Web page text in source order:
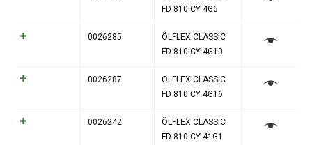
FD 810 CY 4G6
0026285
ÖLFLEX CLASSIC
FD 810 CY 4G10
0026287
ÖLFLEX CLASSIC
FD 810 CY 4G16
0026242
ÖLFLEX CLASSIC
FD 810 CY 41G1